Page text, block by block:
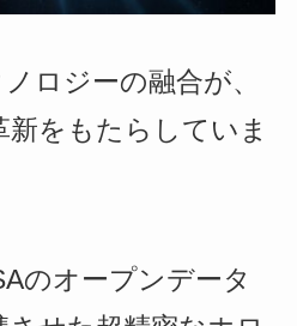
ロジーの融合が、
をもたらしていま
のオープンデータ